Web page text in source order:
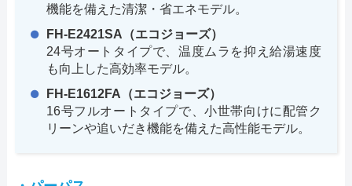
機能を備えた清潔・省エネモデル。
FH-E2421SA（エコジョーズ）
24号オートタイプで、温度ムラを抑え給湯速度
も向上した高効率モデル。
FH-E1612FA（エコジョーズ）
16号フルオートタイプで、小世帯向けに配管ク
リーンや追いだき機能を備えた高性能モデル。